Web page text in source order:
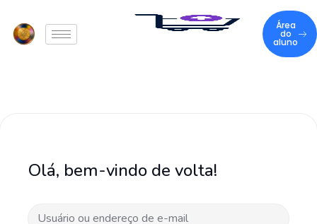
Área
do
aluno
Olá, bem-vindo de volta!